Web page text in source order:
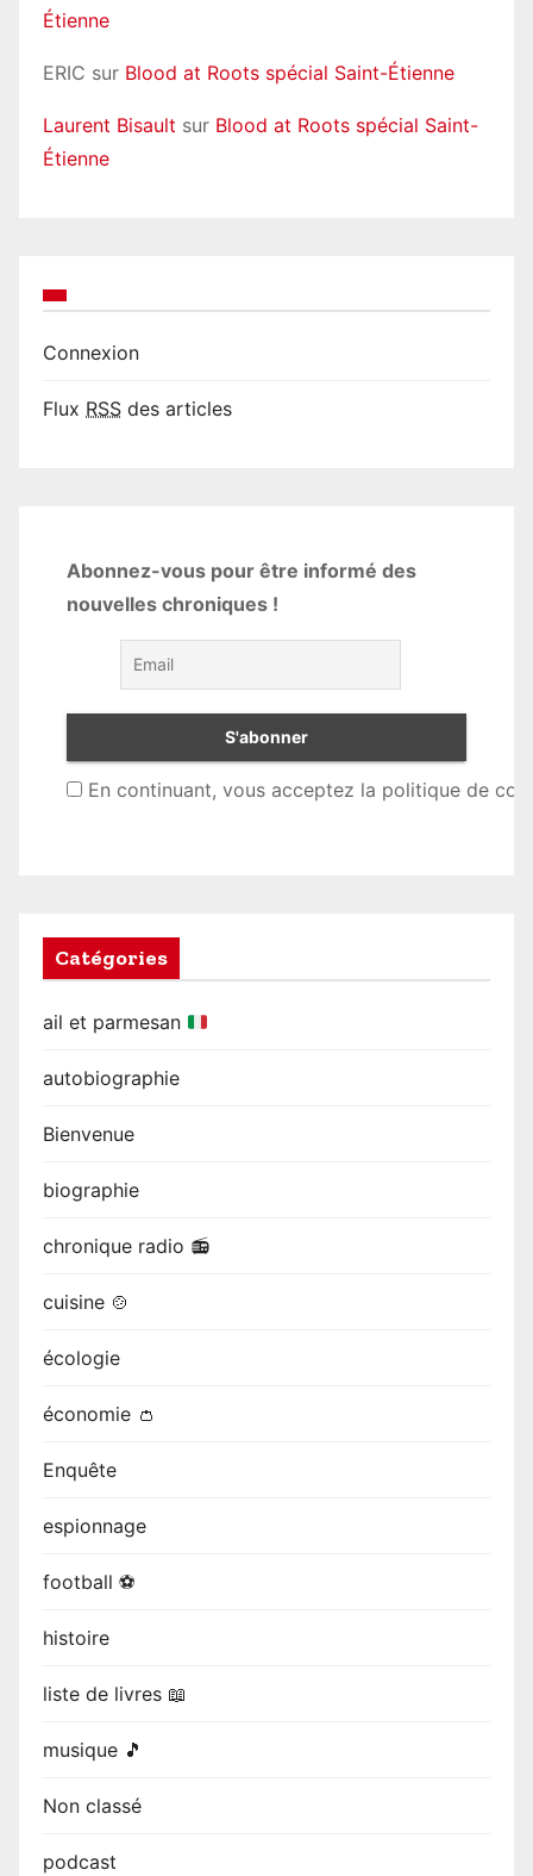
Étienne
ERIC sur Blood at Roots spécial Saint-Étienne
Laurent Bisault sur Blood at Roots spécial Saint-
Étienne
Connexion
Flux RSS des articles
Abonnez-vous pour être informé des
nouvelles chroniques !
En continuant, vous acceptez la politique de
Catégories
ail et parmesan
autobiographie
Bienvenue
biographie
chronique radio 📻
cuisine 🍲
écologie
économie 👛
Enquête
espionnage
football ⚽
histoire
liste de livres 📖
musique 🎵
Non classé
podcast